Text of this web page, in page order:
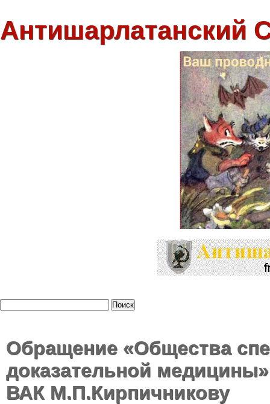
Антишарлатанский
Обращение «Общества
доказательной
ВАК М.П.Кирпичникову